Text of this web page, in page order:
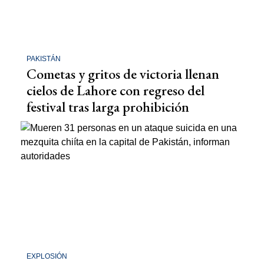
PAKISTÁN
Cometas y gritos de victoria llenan
cielos de Lahore con regreso del
festival tras larga prohibición
EXPLOSIÓN